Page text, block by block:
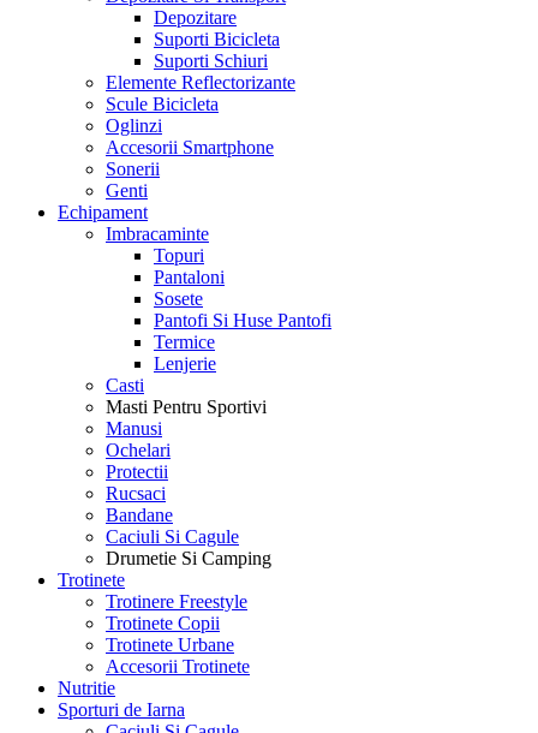
Depozitare
Suporti Bicicleta
Suporti Schiuri
Elemente Reflectorizante
Scule Bicicleta
Oglinzi
Accesorii Smartphone
Sonerii
Genti
Echipament
Imbracaminte
Topuri
Pantaloni
Sosete
Pantofi Si Huse Pantofi
Termice
Lenjerie
Casti
Masti Pentru Sportivi
Manusi
Ochelari
Protectii
Rucsaci
Bandane
Caciuli Si Cagule
Drumetie Si Camping
Trotinete
Trotinere Freestyle
Trotinete Copii
Trotinete Urbane
Accesorii Trotinete
Nutritie
Sporturi de Iarna